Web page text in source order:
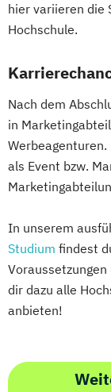
hier variieren die
Hochschule.
Nach dem
in
als Event bzw.
In unserem
Studium findest
dir dazu alle
anbieten!